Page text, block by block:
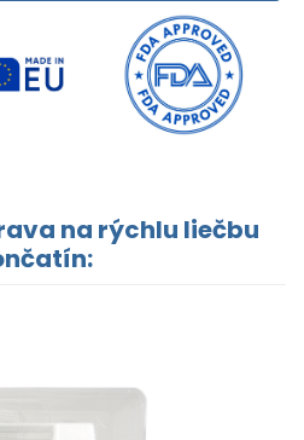
na rýchlu liečbu